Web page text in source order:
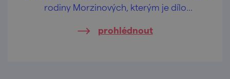
rodiny Morzinových, kterým je dílo
prohlédnout